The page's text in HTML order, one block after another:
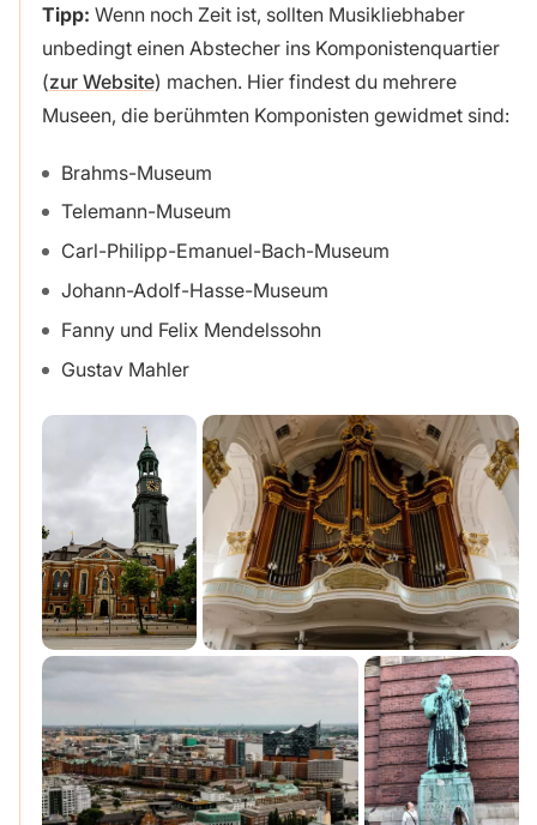
Tipp: Wenn noch Zeit ist, sollten Musikliebhaber
unbedingt einen Abstecher ins Komponistenquartier
(zur Website) machen. Hier findest du mehrere
Museen, die berühmten Komponisten gewidmet sind:
Brahms-Museum
Telemann-Museum
Carl-Philipp-Emanuel-Bach-Museum
Johann-Adolf-Hasse-Museum
Fanny und Felix Mendelssohn
Gustav Mahler